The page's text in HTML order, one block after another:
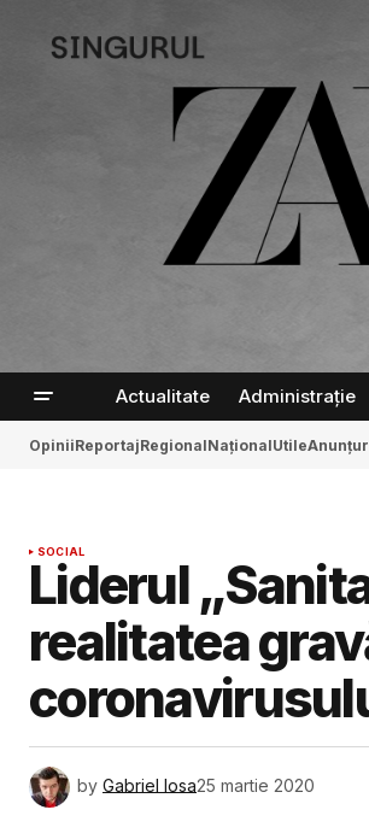
Actualitate Administrație
OpiniiReportajRegionalNaționalUtile
SOCIAL
Liderul
realitatea
by Gabriel Iosa25 martie 2020